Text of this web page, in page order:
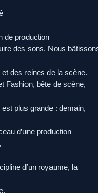
de production
des sons. Nous bâtissons
des reines de la scène.
Fashion, bête de scène,
plus grande : demain,
d’une production
d’un royaume, la